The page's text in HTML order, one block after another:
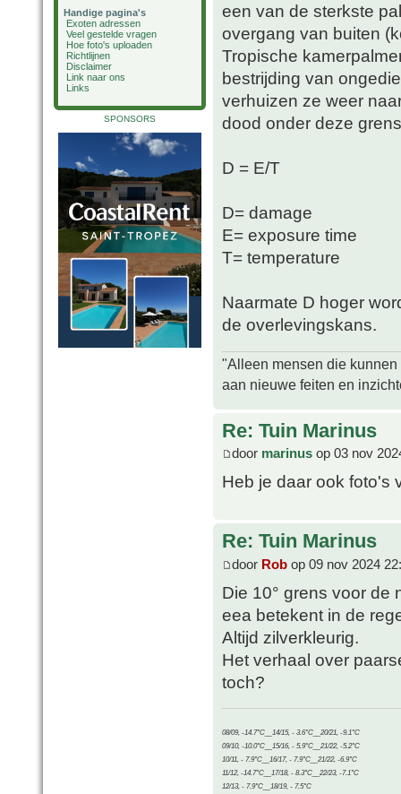
Handige pagina's
Exoten adressen
Veel gestelde vragen
Hoe foto's uploaden
Richtlijnen
Disclaimer
Link naar ons
Links
SPONSORS
een van de sterkste
overgang van buiten
Tropische
bestrijding van
verhuizen ze weer
dood onder deze
D = E/T
D= damage
E= exposure time
T= temperature
Naarmate D hoger
de overlevingskans.
"Alleen mensen die
aan nieuwe feiten en
Re: Tuin Marinus
door marinus op 03 nov
Heb je daar ook foto's
Re: Tuin Marinus
door Rob op 09 nov 2024
Die 10° grens voor de
eea betekent in de
Altijd zilverkleurig.
Het verhaal over
toch?
08/09, -14.7°C__14/15, - 3.6°C__20/21, -9.1°C
09/10, -10.0°C__15/16, - 5.9°C__21/22, -5.2°C
10/11, - 7.9°C__16/17, - 7.9°C__21/22, -6.9°C
11/12, -14.7°C__17/18, - 8.3°C__22/23, -7.1°C
12/13, - 7.9°C__18/19, - 7.5°C